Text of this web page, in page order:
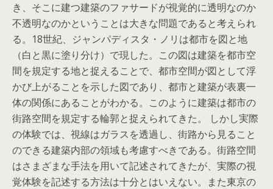
き、そこに建つ建築のファサードが視覚的に透明なのか
不透明なのかということは大きな問題であると考えられ
る。18世紀、ジャンパディスタ・ノリは都市を図と地
（白と黒に塗り分け）で現した。この図は建築を都市空
間を規定する地と捉えることで、都市空間が図として浮
かび上がることを示した図であり、都市と建築が表裏一
体の関係にあることがわかる。このように建築は都市の
街路空間を規定する輪郭と捉えられてきた。 しかし実際
の体験では、視線はガラスを透過し、街路から見ること
のできる建築内部の領域も考慮すべきである。街路空間
はさまざまな手法を用いて記述されてきたが、実際の視
覚体験を記述する方法は十分とはいえない。また東京の